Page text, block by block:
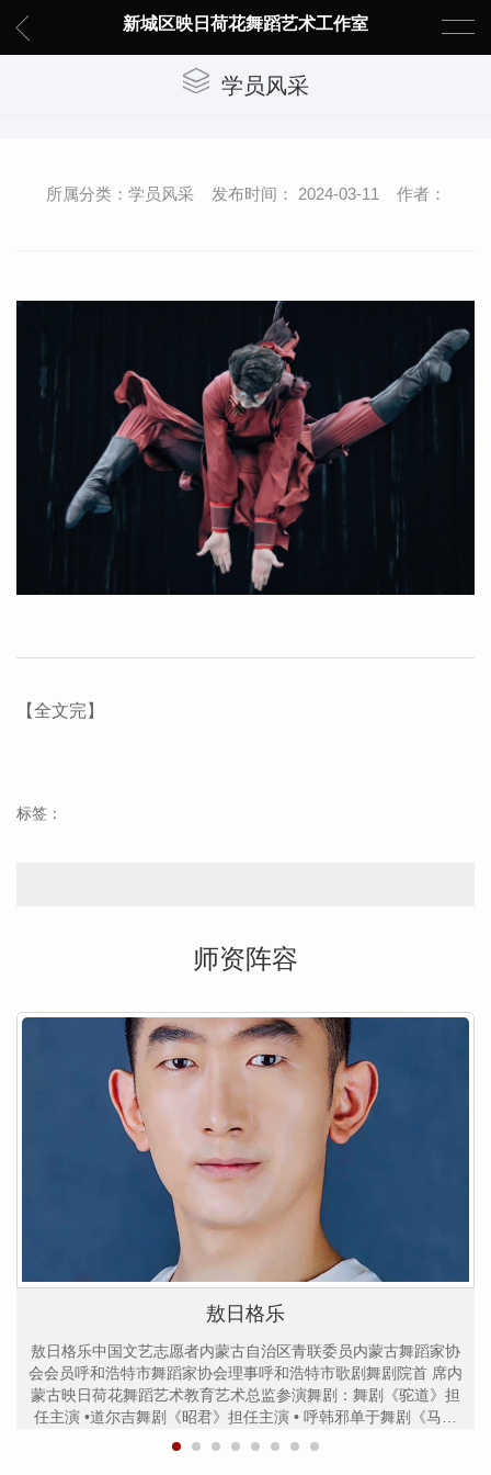
新城区映日荷花舞蹈艺术工作室
学员风采
所属分类：学员风采 发布时间： 2024-03-11 作者：
【全文完】
标签：
师资阵容
敖日格乐
敖日格乐中国文艺志愿者内蒙古自治区青联委员内蒙古舞蹈家协
会会员呼和浩特市舞蹈家协会理事呼和浩特市歌剧舞剧院首 席内
蒙古映日荷花舞蹈艺术教育艺术总监参演舞剧：舞剧《驼道》担
任主演 •道尔吉舞剧《昭君》担任主演 • 呼韩邪单于舞剧《马可
波罗·传奇》担任主演 •真金太子舞剧《昭君情缘》担任主演 •全